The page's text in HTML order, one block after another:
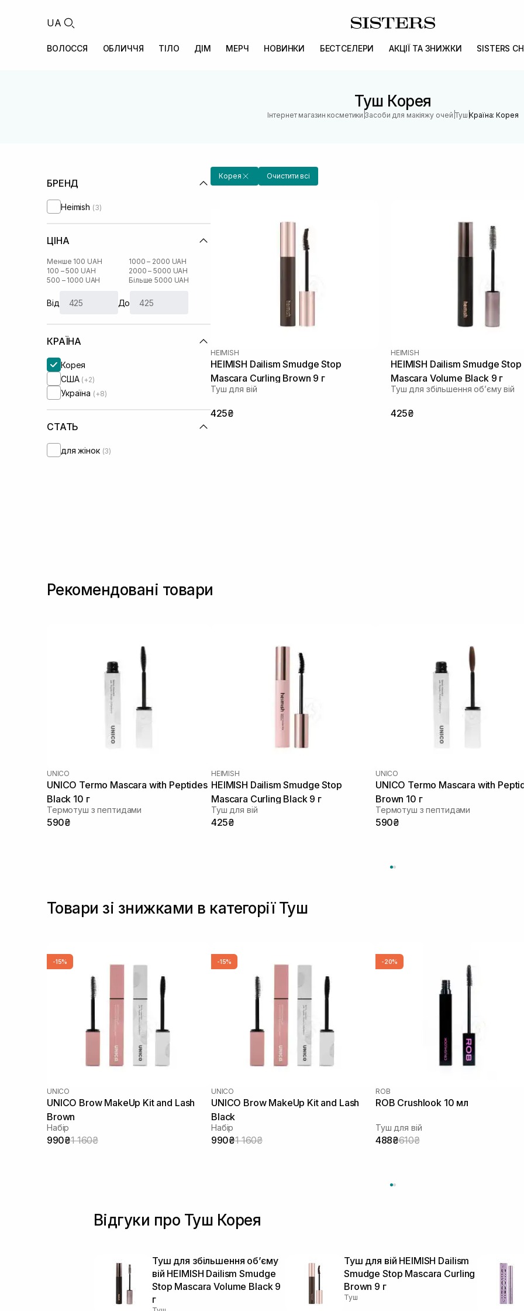
UA
ВОЛОССЯ ОБЛИЧЧЯ ТІЛО ДІМ МЕРЧ НОВИНКИ БЕСТСЕЛЕРИ АКЦІЇ ТА ЗНИЖКИ SISTERS
Туш Корея
Інтернет магазин косметики |Засоби для макіяжу очей |Туш |Країна: Корея
БРЕНД
Heimish (3)
ЦІНА
Менше 100 UAH
100 – 500 UAH
500 – 1000 UAH
1000 – 2000 UAH
2000 – 5000 UAH
Більше 5000 UAH
Від До
КРАЇНА
Корея
США (+2)
Україна (+8)
СТАТЬ
для жінок (3)
Корея Очистити всі
HEIMISH
HEIMISH Dailism Smudge Stop
Mascara Curling Brown 9 г
Туш для вій
425₴
HEIMISH
HEIMISH Dailism Smudge Stop
Mascara Volume Black 9 г
Туш для збільшення об’єму вій
425₴
Рекомендовані товари
UNICO
UNICO Termo Mascara with Peptides
Black 10 г
Термотуш з пептидами
590₴
HEIMISH
HEIMISH Dailism Smudge Stop
Mascara Curling Black 9 г
Туш для вій
425₴
UNICO
UNICO Termo Mascara with
Brown 10 г
Термотуш з пептидами
590₴
Товари зі знижками в категорії Туш
-15%
UNICO
UNICO Brow MakeUp Kit and Lash
Brown
Набір
990₴1 160₴
-15%
UNICO
UNICO Brow MakeUp Kit and Lash
Black
Набір
990₴1 160₴
-20%
ROB
ROB Crushlook 10 мл
Туш для вій
488₴610₴
Відгуки про Туш Корея
Туш для збільшення об’єму
вій HEIMISH Dailism Smudge
Stop Mascara Volume Black 9
г
Туш для вій HEIMISH Dailism
Smudge Stop Mascara Curling
Brown 9 г
Туш